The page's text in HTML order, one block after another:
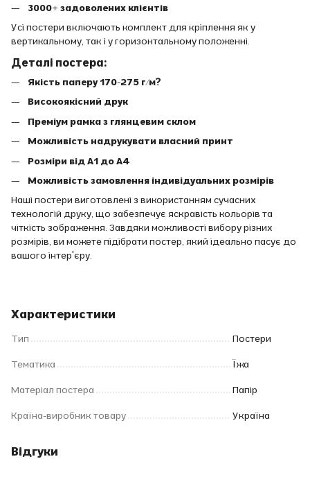
3000+ задоволених клієнтів
Усі постери включають комплект для кріплення як у
вертикальному, так і у горизонтальному положенні.
Деталі постера:
Якість паперу 170-275 г/м?
Високоякісний друк
Преміум рамка з глянцевим склом
Можливість надрукувати власний принт
Розміри від A1 до A4
Можливість замовлення індивідуальних розмірів
Наші постери виготовлені з використанням сучасних
технологій друку, що забезпечує яскравість кольорів та
чіткість зображення. Завдяки можливості вибору різних
розмірів, ви можете підібрати постер, який ідеально пасує до
вашого інтер'єру.
Характеристики
Тип Постери
Тематика Їжа
Матеріал постера Папір
Країна-виробник товару Україна
Відгуки